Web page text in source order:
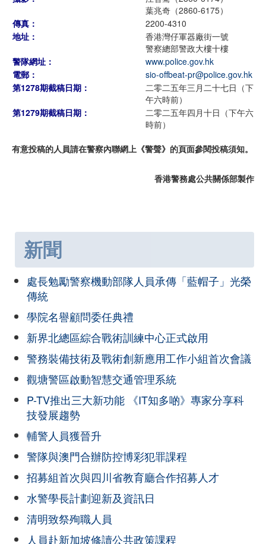
葉兆奇（2860-6175）
傳真：
2200-4310
地址：
香港灣仔軍器廠街一號
警察總部警政大樓十樓
警隊網址：
www.police.gov.hk
電郵：
sio-offbeat-pr@police.gov.hk
第1278期截稿日期：
二零二五年三月二十七日（下
午六時前）
第1279期截稿日期：
二零二五年四月十日（下午六
時前）
有意投稿的人員請在警察內聯網上《警聲》的頁面參閱投稿須知。
香港警務處公共關係部製作
新聞
處長勉勵警察機動部隊人員承傳「藍帽子」光榮
傳統
學院名譽顧問委任典禮
新界北總區綜合戰術訓練中心正式啟用
警務裝備技術及戰術創新應用工作小組首次會議
觀塘警區啟動智慧交通管理系統
P-TV推出三大新功能 《IT知多啲》專家分享科
技發展趨勢
輔警人員獲晉升
警隊與澳門合辦防控博彩犯罪課程
招募組首次與四川省教育廳合作招募人才
水警學長計劃迎新及資訊日
清明致祭殉職人員
人員赴新加坡修讀公共政策課程